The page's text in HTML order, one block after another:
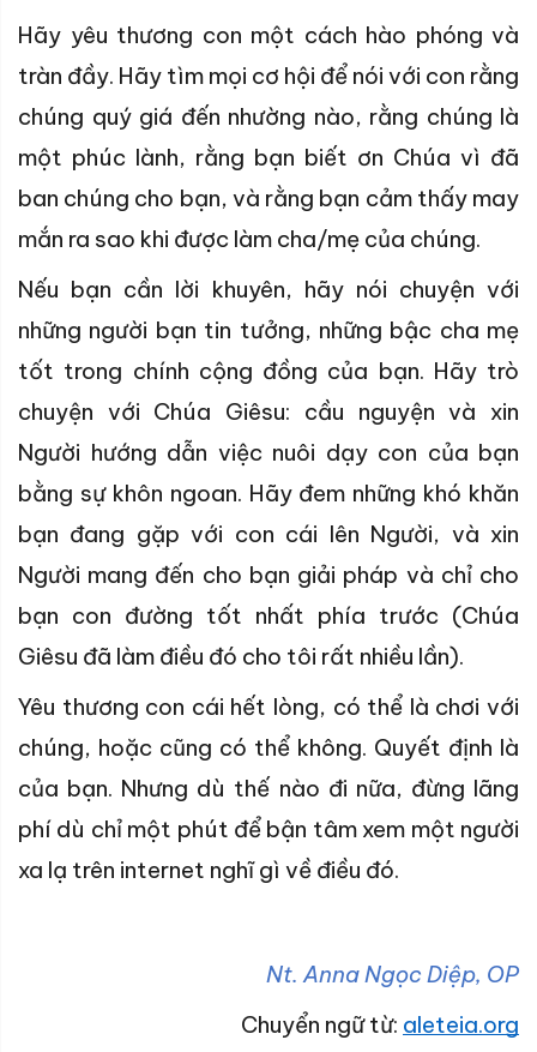
Hãy yêu thương con một cách hào phóng và
tràn đầy. Hãy tìm mọi cơ hội để nói với con rằng
chúng quý giá đến nhường nào, rằng chúng là
một phúc lành, rằng bạn biết ơn Chúa vì đã
ban chúng cho bạn, và rằng bạn cảm thấy may
mắn ra sao khi được làm cha/mẹ của chúng.
Nếu bạn cần lời khuyên, hãy nói chuyện với
những người bạn tin tưởng, những bậc cha mẹ
tốt trong chính cộng đồng của bạn. Hãy trò
chuyện với Chúa Giêsu: cầu nguyện và xin
Người hướng dẫn việc nuôi dạy con của bạn
bằng sự khôn ngoan. Hãy đem những khó khăn
bạn đang gặp với con cái lên Người, và xin
Người mang đến cho bạn giải pháp và chỉ cho
bạn con đường tốt nhất phía trước (Chúa
Giêsu đã làm điều đó cho tôi rất nhiều lần).
Yêu thương con cái hết lòng, có thể là chơi với
chúng, hoặc cũng có thể không. Quyết định là
của bạn. Nhưng dù thế nào đi nữa, đừng lãng
phí dù chỉ một phút để bận tâm xem một người
xa lạ trên internet nghĩ gì về điều đó.
Nt. Anna Ngọc Diệp, OP
Chuyển ngữ từ: aleteia.org